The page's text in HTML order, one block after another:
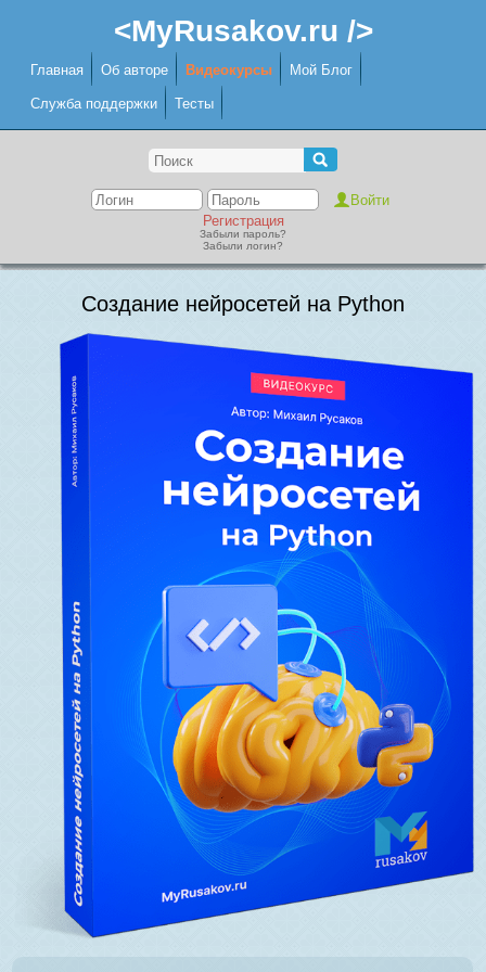
<MyRusakov.ru />
Главная Об авторе Видеокурсы Мой Блог
Служба поддержки Тесты
Регистрация
Забыли пароль?
Забыли логин?
Создание нейросетей на Python